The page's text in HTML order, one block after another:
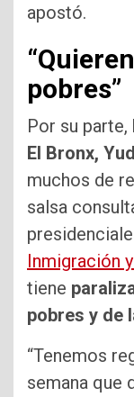
apostó.
pobres”
Por su parte,
El Bronx,
muchos de
salsa
Inmigración
tiene
pobres y de
“Tenemos
semana que